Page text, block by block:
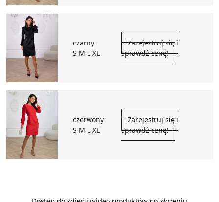
czarny
S M L XL
Zarejestruj się i
sprawdź cenę!
czerwony
S M L XL
Zarejestruj się i
sprawdź cenę!